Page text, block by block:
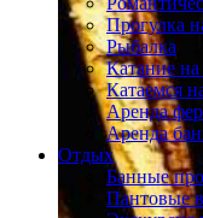
Прогулка
Рыбалка
Катание
Катаемся
Аренда
Аренда
Отдых
Банные
Пантовые